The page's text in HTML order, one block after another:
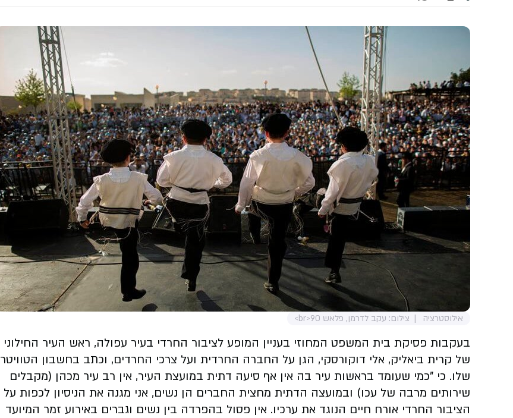
אילוסטרציה צילום: עקב לדרמן, פלאש 90<br>
בעקבות פסיקת בית המשפט המחוזי בעניין המופע לציבור החרדי בעיר עפולה, ראש העיר החילוני
של קרית ביאליק, אלי דוקורסקי, הגן על החברה החרדית ועל צרכי החרדים, וכתב בחשבון הטוויטר
שלו. כי "כמי שעומד בראשות עיר בה אין אף סיעה דתית במועצת העיר, אין רב עיר מכהן (מקבלים
שירותים מרבה של עכו) ובמועצה הדתית מחצית החברים הן נשים, אני מגנה את הניסיון לכפות על
הציבור החרדי אורח חיים הנוגד את ערכיו. אין פסול בהפרדה בין נשים וגברים באירוע זמר המיועד